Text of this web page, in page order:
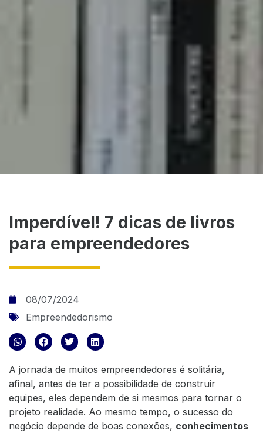
Imperdível! 7 dicas de livros
para empreendedores
08/07/2024
Empreendedorismo
A jornada de muitos empreendedores é solitária,
afinal, antes de ter a possibilidade de construir
equipes, eles dependem de si mesmos para tornar o
projeto realidade. Ao mesmo tempo, o sucesso do
negócio depende de boas conexões, conhecimentos